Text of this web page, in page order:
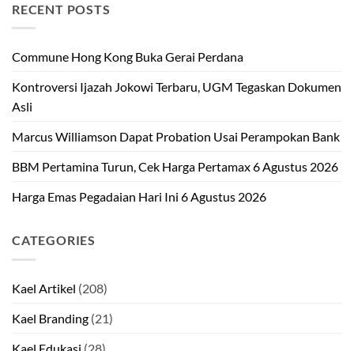
RECENT POSTS
Commune Hong Kong Buka Gerai Perdana
Kontroversi Ijazah Jokowi Terbaru, UGM Tegaskan Dokumen
Asli
Marcus Williamson Dapat Probation Usai Perampokan Bank
BBM Pertamina Turun, Cek Harga Pertamax 6 Agustus 2026
Harga Emas Pegadaian Hari Ini 6 Agustus 2026
CATEGORIES
Kael Artikel (208)
Kael Branding (21)